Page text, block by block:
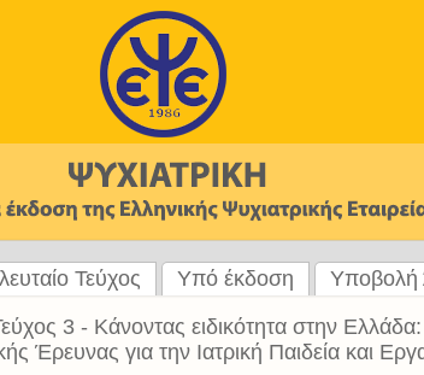
Τεύχος Υπό έκδοση Υποβολή
3 - Κάνοντας ειδικότητα στην Ελλάδα:
Έρευνας για την Ιατρική Παιδεία και